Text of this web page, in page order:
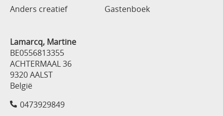
Anders creatief
Gastenboek
Lamarcq, Martine
BE0556813355
ACHTERMAAL 36
9320 AALST
België
0473929849